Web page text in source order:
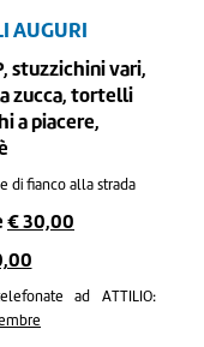
AUGURI
stuzzichini vari,
zucca, tortelli
a piacere,
di fianco alla strada
€ 30,00
ad ATTILIO: